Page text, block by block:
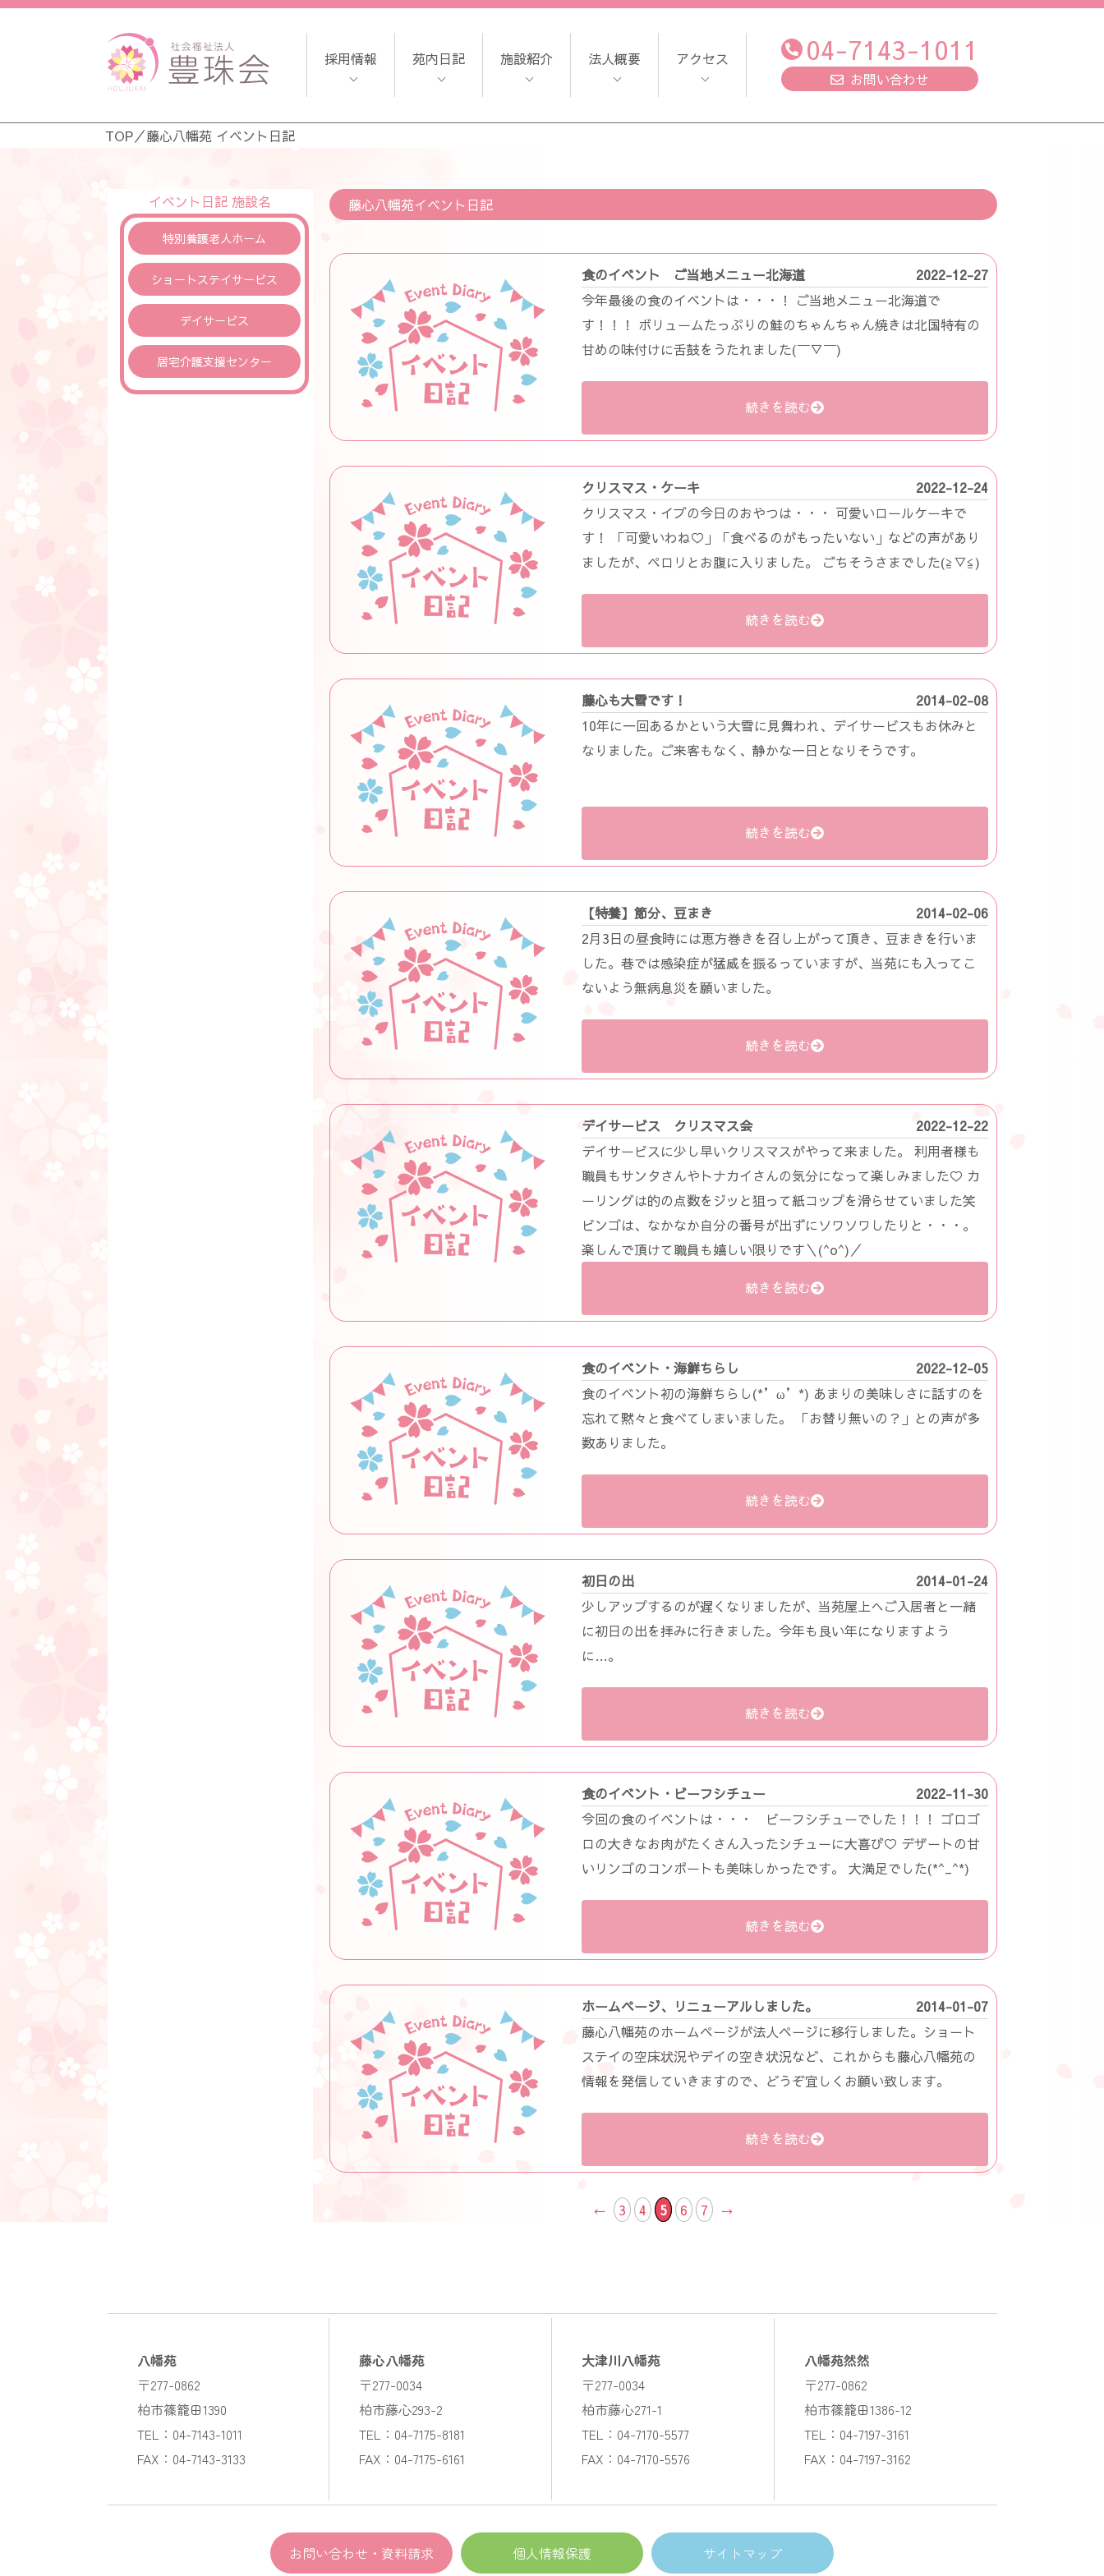
採用情報 苑内日記 施設紹介 法人概要 アクセス 04-7143-1011
お問い合わせ
TOP／藤心八幡苑 イベント日記
イベント日記 施設名
特別養護老人ホーム
ショートステイサービス
デイサービス
居宅介護支援センター
藤心八幡苑イベント日記
食のイベント ご当地メニュー北海道
2022-12-27
今年最後の食のイベントは・・・！ ご当地メニュー北海道で
す！！！ ボリュームたっぷりの鮭のちゃんちゃん焼きは北国特有の
甘めの味付けに舌鼓をうたれました(￣▽￣)
続きを読む
クリスマス・ケーキ
2022-12-24
クリスマス・イブの今日のおやつは・・・ 可愛いロールケーキで
す！ 「可愛いわね♡」「食べるのがもったいない」などの声があり
ましたが、ペロリとお腹に入りました。 ごちそうさまでした(≧▽≦)
続きを読む
藤心も大雪です！
2014-02-08
10年に一回あるかという大雪に見舞われ、デイサービスもお休みと
なりました。ご来客もなく、静かな一日となりそうです。
続きを読む
【特養】節分、豆まき
2014-02-06
2月3日の昼食時には恵方巻きを召し上がって頂き、豆まきを行いま
した。巷では感染症が猛威を振るっていますが、当苑にも入ってこ
ないよう無病息災を願いました。
続きを読む
デイサービス クリスマス会
2022-12-22
デイサービスに少し早いクリスマスがやって来ました。 利用者様も
職員もサンタさんやトナカイさんの気分になって楽しみました♡ カ
ーリングは的の点数をジッと狙って紙コップを滑らせていました笑
ビンゴは、なかなか自分の番号が出ずにソワソワしたりと・・・。
楽しんで頂けて職員も嬉しい限りです＼(^o^)／
続きを読む
食のイベント・海鮮ちらし
2022-12-05
食のイベント初の海鮮ちらし(*’ω’*) あまりの美味しさに話すのを
忘れて黙々と食べてしまいました。 「お替り無いの？」との声が多
数ありました。
続きを読む
初日の出
2014-01-24
少しアップするのが遅くなりましたが、当苑屋上へご入居者と一緒
に初日の出を拝みに行きました。今年も良い年になりますよう
に…。
続きを読む
食のイベント・ビーフシチュー
2022-11-30
今回の食のイベントは・・・ ビーフシチューでした！！！ ゴロゴ
ロの大きなお肉がたくさん入ったシチューに大喜び♡ デザートの甘
いリンゴのコンポートも美味しかったです。 大満足でした(*^_^*)
続きを読む
ホームページ、リニューアルしました。
2014-01-07
藤心八幡苑のホームページが法人ページに移行しました。ショート
ステイの空床状況やデイの空き状況など、これからも藤心八幡苑の
情報を発信していきますので、どうぞ宜しくお願い致します。
続きを読む
← 3 4 5 6 7 →
八幡苑
〒277-0862
柏市篠籠田1390
TEL：04-7143-1011
FAX：04-7143-3133
藤心八幡苑
〒277-0034
柏市藤心293-2
TEL：04-7175-8181
FAX：04-7175-6161
大津川八幡苑
〒277-0034
柏市藤心271-1
TEL：04-7170-5577
FAX：04-7170-5576
八幡苑然然
〒277-0862
柏市篠籠田1386-12
TEL：04-7197-3161
FAX：04-7197-3162
お問い合わせ・資料請求 個人情報保護 サイトマップ